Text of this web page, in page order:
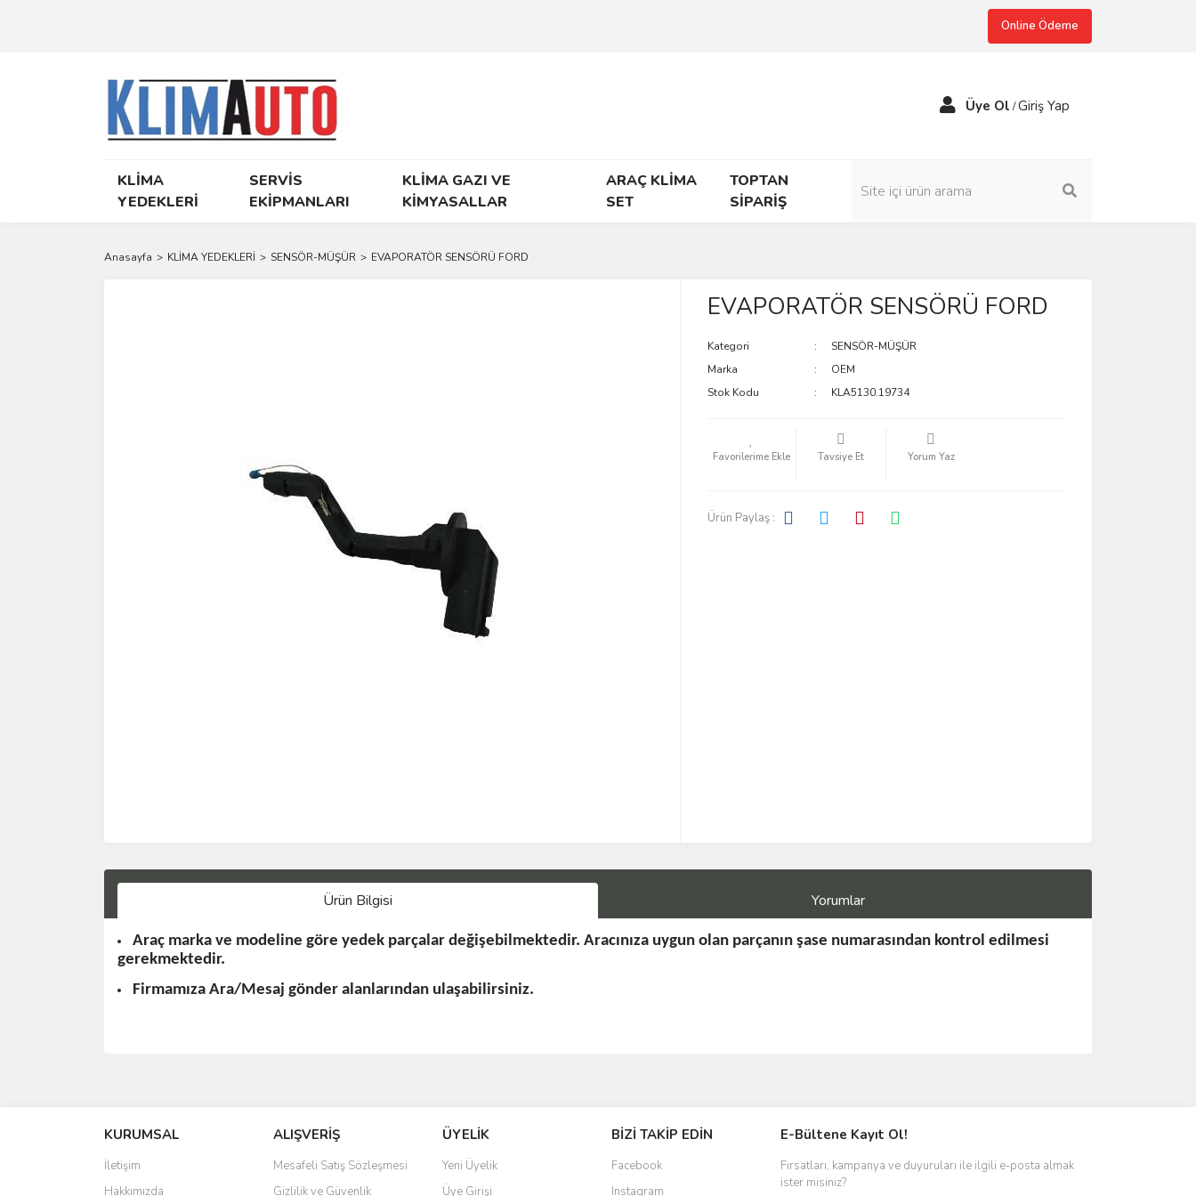
Online Ödeme
Üye Ol /Giriş Yap
KLİMA
YEDEKLERİ
SERVİS
EKİPMANLARI
KLİMA GAZI VE
KİMYASALLAR
ARAÇ KLİMA
SET
TOPTAN
SİPARİŞ
Anasayfa KLİMA YEDEKLERİ SENSÖR-MÜŞÜR EVAPORATÖR SENSÖRÜ FORD
EVAPORATÖR SENSÖRÜ FORD
Kategori
SENSÖR-MÜŞÜR
Marka
OEM
Stok Kodu
KLA5130.19734
Tavsiye Et Yorum Yaz
Ürün Paylaş :
Ürün Bilgisi Yorumlar
Araç marka ve modeline göre yedek parçalar değişebilmektedir. Aracınıza uygun olan parçanın şase numarasından kontrol edilmesi
gerekmektedir.
Firmamıza Ara/Mesaj gönder alanlarından ulaşabilirsiniz.
Yorum Yaz
KURUMSAL
İletişim
Hakkımızda
ALIŞVERİŞ
Mesafeli Satış Sözleşmesi
Gizlilik ve Güvenlik
ÜYELİK
Yeni Üyelik
Üye Girişi
BİZİ TAKİP EDİN
Facebook
Instagram
E-Bültene Kayıt Ol!
Fırsatları, kampanya ve duyuruları ile ilgili e-posta almak
ister misiniz?